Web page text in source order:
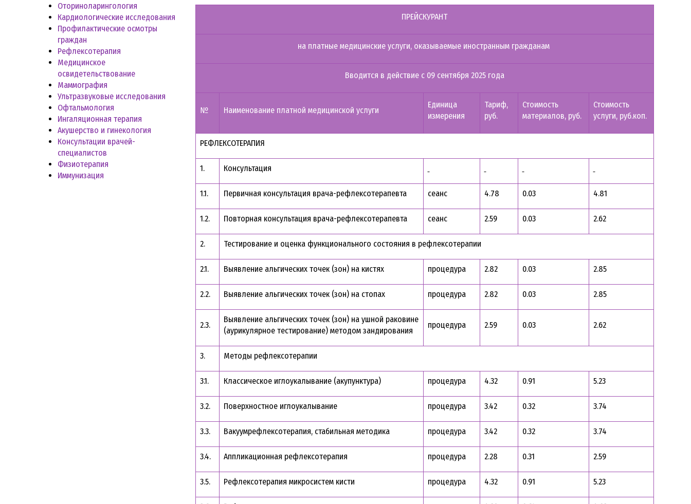
ПРЕЙСКУРАНТ
на платные медицинские услуги, оказываемые иностранным гражданам
Вводится в действие с 09 сентября 2025 года
№ Наименование платной медицинской услуги
Единица
измерения
Тариф,
руб.
Стоимость
материалов, руб.
Стоимость
услуги, руб.коп.
РЕФЛЕКСОТЕРАПИЯ
1. Консультация
1.1. Первичная консультация врача-рефлексотерапевта сеанс 4.78 0.03 4.81
1.2. Повторная консультация врача-рефлексотерапевта сеанс 2.59 0.03 2.62
2. Тестирование и оценка функционального состояния в рефлексотерапии
2.1. Выявление альгических точек (зон) на кистях процедура 2.82 0.03 2.85
2.2. Выявление альгических точек (зон) на стопах процедура 2.82 0.03 2.85
2.3.
Выявление альгических точек (зон) на ушной раковине
(аурикулярное тестирование) методом зандирования
процедура 2.59 0.03 2.62
3. Методы рефлексотерапии
3.1. Классическое иглоукалывание (акупунктура) процедура 4.32 0.91 5.23
3.2. Поверхностное иглоукалывание процедура 3.42 0.32 3.74
3.3. Вакуумрефлексотерапия, стабильная методика процедура 3.42 0.32 3.74
3.4. Аппликационная рефлексотерапия процедура 2.28 0.31 2.59
3.5. Рефлексотерапия микросистем кисти процедура 4.32 0.91 5.23
Оториноларингология
Кардиологические исследования
Профилактические осмотры
граждан
Рефлексотерапия
Медицинское
освидетельствование
Маммография
Ультразвуковые исследования
Офтальмология
Ингаляционная терапия
Акушерство и гинекология
Консультации врачей-
специалистов
Физиотерапия
Иммунизация